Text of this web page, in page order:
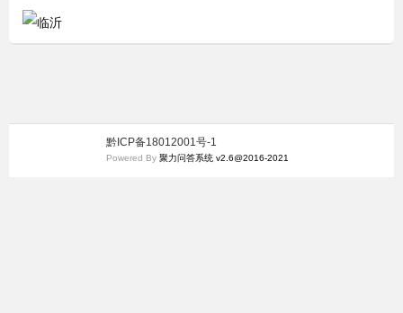
黔ICP备18012001号-1
Powered By 聚力问答系统 v2.6@2016-2021